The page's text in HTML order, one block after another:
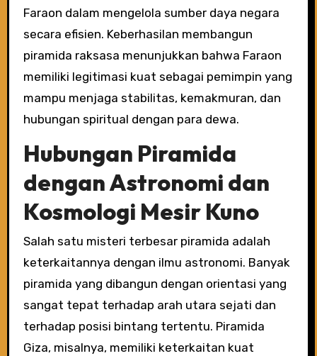
Faraon dalam mengelola sumber daya negara
secara efisien. Keberhasilan membangun
piramida raksasa menunjukkan bahwa Faraon
memiliki legitimasi kuat sebagai pemimpin yang
mampu menjaga stabilitas, kemakmuran, dan
hubungan spiritual dengan para dewa.
Hubungan Piramida
dengan Astronomi dan
Kosmologi Mesir Kuno
Salah satu misteri terbesar piramida adalah
keterkaitannya dengan ilmu astronomi. Banyak
piramida yang dibangun dengan orientasi yang
sangat tepat terhadap arah utara sejati dan
terhadap posisi bintang tertentu. Piramida
Giza, misalnya, memiliki keterkaitan kuat